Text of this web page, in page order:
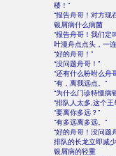
楼！”
“报告舟哥！对方现
银屑病什么病菌
“报告舟哥！我们定
叶漫舟点点头，一
“好的舟哥！”
“没问题舟哥！”
“还有什么吩咐么舟
“有，离我远点。”
“为什么门诊特慢病
“排队人太多,这个
“要离你多远？”
“有多远离多远。”
“好的舟哥！没问题
排队的长龙立即减
银屑病的轻重